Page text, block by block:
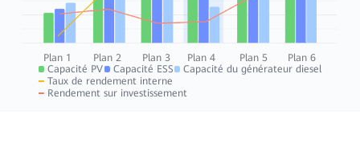
Plan 1 Plan 2 Plan 3 Plan 4 Plan 5
Plan 6
Capacité PV
Capacité ESS
Capacité du générateur diesel
Taux de rendement interne
Rendement sur investissement